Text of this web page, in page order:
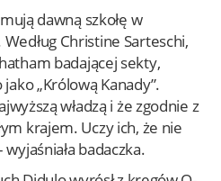
dawną szkołę w
Christine Sarteschi,
badającej sekty,
„Królową Kanady”.
władzą i że zgodnie z
krajem. Uczy ich, że nie
wyjaśniała badaczka.